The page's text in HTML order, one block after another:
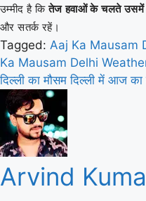
उम्मीद है कितेज हवाओं के चलते उसमें
और सतर्क रहें।
Tagged: Aaj Ka Mausam
Ka Mausam Delhi
दिल्ली का मौसम दिल्ली में आज का
Arvind